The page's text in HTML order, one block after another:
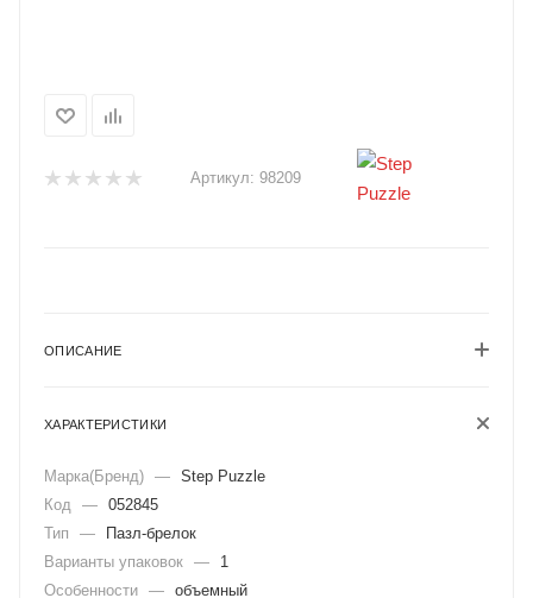
Артикул: 98209
ОПИСАНИЕ
ХАРАКТЕРИСТИКИ
Марка(Бренд) — Step Puzzle
Код — 052845
Тип
—
Пазл-брелок
Варианты упаковок —
1
Особенности — объемный